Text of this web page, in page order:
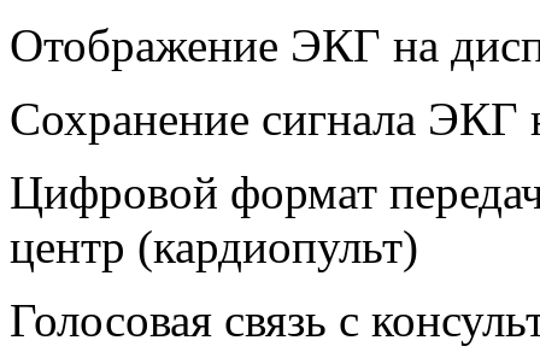
Отображение ЭКГ на
Сохранение сигнала ЭКГ
Цифровой формат
центр (кардиопульт)
Голосовая связь с